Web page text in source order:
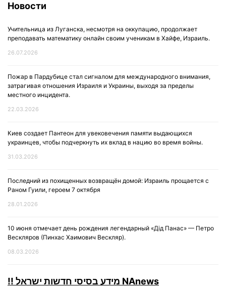
Новости
Учительница из Луганска, несмотря на оккупацию, продолжает
преподавать математику онлайн своим ученикам в Хайфе, Израиль.
26.07.2026
Пожар в Пардубице стал сигналом для международного внимания,
затрагивая отношения Израиля и Украины, выходя за пределы
местного инцидента.
22.03.2026
Киев создает Пантеон для увековечения памяти выдающихся
украинцев, чтобы подчеркнуть их вклад в нацию во время войны.
31.03.2026
Последний из похищенных возвращён домой: Израиль прощается с
Раном Гуили, героем 7 октября
28.01.2026
10 июня отмечает день рождения легендарный «Дід Панас» — Петро
Вескляров (Пинхас Хаимович Вескляр).
08.03.2026
!! מידע בסיסי חדשות ישראל NAnews